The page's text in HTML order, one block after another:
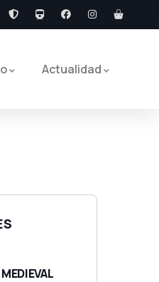
Actualidad